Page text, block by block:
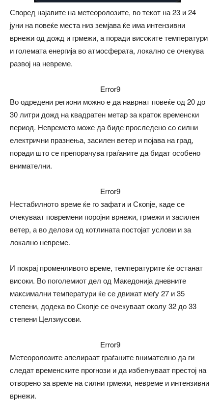
Според најавите на метеоролозите, во текот на 23 и 24
јуни на повеќе места низ земјава ќе има интензивни
врнежи од дожд и грмежи, а поради високите температури
и големата енергија во атмосферата, локално се очекува
развој на невреме.
Error9
Во одредени региони можно е да наврнат повеќе од 20 до
30 литри дожд на квадратен метар за краток временски
период. Невремето може да биде проследено со силни
електрични празнења, засилен ветер и појава на град,
поради што се препорачува граѓаните да бидат особено
внимателни.
Error9
Нестабилното време ќе го зафати и Скопје, каде се
очекуваат повремени поројни врнежи, грмежи и засилен
ветер, а во делови од котлината постојат услови и за
локално невреме.
И покрај променливото време, температурите ќе останат
високи. Во поголемиот дел од Македонија дневните
максимални температури ќе се движат меѓу 27 и 35
степени, додека во Скопје се очекуваат околу 32 до 33
степени Целзиусови.
Error9
Метеоролозите апелираат граѓаните внимателно да ги
следат временските прогнози и да избегнуваат престој на
отворено за време на силни грмежи, невреме и интензивни
врнежи.